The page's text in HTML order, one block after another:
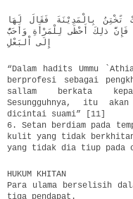
تًخْتِنُ بِالْمَدِيْنَةَ فَقَالَ لَهَا
ذلِكَ أَحْظَى لِلْمَرْأَةِ وَأَحَبُّ
إِلَى اْلبَعْلِ
“Dalam hadits Ummu
berprofesi sebagai
sallam berkata
Sesungguhnya, itu
dicintai suami” [11]
6. Setan berdiam pada
kulit yang tidak berkhitan.
yang tidak dia tiup pada
HUKUM KHITAN
Para ulama berselisih
tiga pendapat.